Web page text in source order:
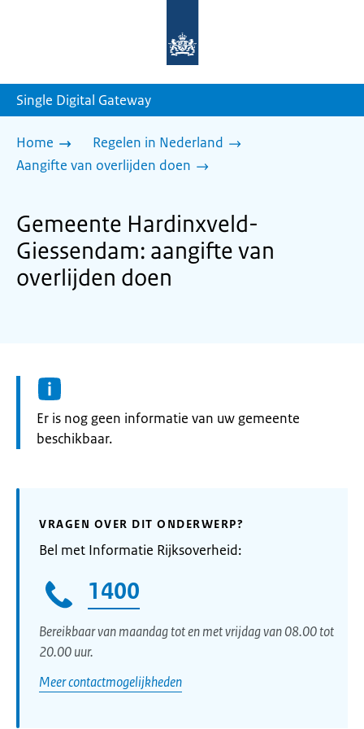
homepage
Single Digital Gateway
Home
Regelen in Nederland
Aangifte van overlijden doen
Gemeente Hardinxveld-
Giessendam: aangifte van
overlijden doen
Informatie:
Er is nog geen informatie van uw gemeente
beschikbaar.
VRAGEN OVER DIT ONDERWERP?
Bel met Informatie Rijksoverheid:
1400
Bereikbaar van maandag tot en met vrijdag van 08.00 tot
20.00 uur.
Meer contactmogelijkheden